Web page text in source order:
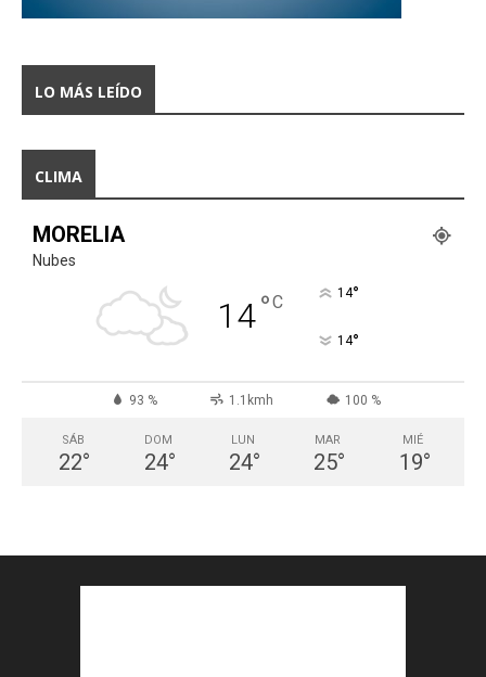
LO MÁS LEÍDO
CLIMA
MORELIA
Nubes
14°C 14°
14°
93 % 1.1kmh 100 %
SÁB
22°
DOM
24°
LUN
24°
MAR
25°
MIÉ
19°